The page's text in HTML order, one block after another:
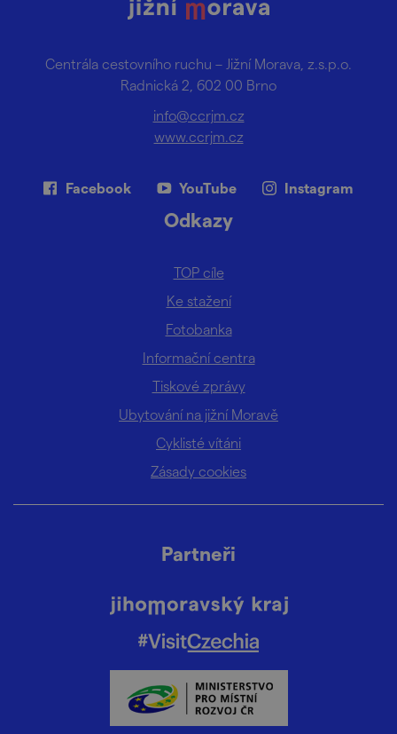
Centrála cestovního ruchu – Jižní Morava, z.s.p.o.
Radnická 2, 602 00 Brno
info@ccrjm.cz
www.ccrjm.cz
Facebook YouTube Instagram
Odkazy
TOP cíle
Ke stažení
Fotobanka
Informační centra
Tiskové zprávy
Ubytování na jižní Moravě
Cyklisté vítáni
Zásady cookies
Partneři